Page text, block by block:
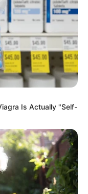
จะถูกกรรมกำหนด
องเจอ ปัญหาเดิมจะ
ความรักโดดเดี่ยว
นภาพมายาจับต้อง
รุ่งเรือง
Is Actually "Self-